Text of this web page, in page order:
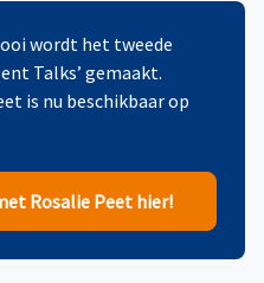
wordt het tweede
Talks’ gemaakt.
is nu beschikbaar op
Rosalie Peet hier!